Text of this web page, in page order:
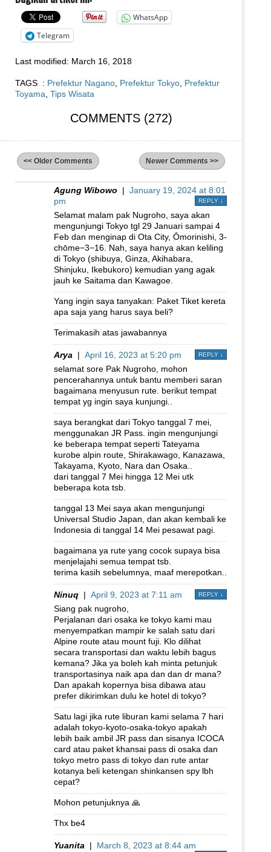
WhatsApp
Telegram
Last modified: March 16, 2018
TAGS : Prefektur Nagano Prefektur Tokyo Prefektur
Toyama Tips Wisata
COMMENTS (272)
<< Older Comments Newer Comments >>
Agung Wibowo | January 19, 2024 at 8:01
pm
REPLY ↓
Selamat malam pak Nugroho, saya akan
mengunjungi Tokyo tgl 29 Januari sampai 4
Feb dan menginap di Ota City, Ōmorinishi, 3-
chōme−3−16. Nah, saya hanya akan keliling
di Tokyo (shibuya, Ginza, Akihabara,
Shinjuku, Ikebukoro) kemudian yang agak
jauh ke Saitama dan Kawagoe.
Yang ingin saya tanyakan: Paket Tiket kereta
apa saja yang harus saya beli?
Terimakasih atas jawabannya
Arya | April 16, 2023 at 5:20 pm REPLY ↓
selamat sore Pak Nugroho, mohon
pencerahannya untuk bantu memberi saran
bagaimana menyusun rute. berikut tempat
tempat yg ingin saya kunjungi..
saya berangkat dari Tokyo tanggal 7 mei,
menggunakan JR Pass. ingin mengunjungi
ke beberapa tempat seperti Tateyama
kurobe alpin route, Shirakawago, Kanazawa,
Takayama, Kyoto, Nara dan Osaka..
dari tanggal 7 Mei hingga 12 Mei utk
beberapa kota tsb.
tanggal 13 Mei saya akan mengunjungi
Universal Studio Japan, dan akan kembali ke
Indonesia di tanggal 14 Mei pesawat pagi.
bagaimana ya rute yang cocok supaya bisa
menjelajahi semua tempat tsb.
terima kasih sebelumnya, maaf merepotkan..
Ninuq | April 9, 2023 at 7:11 am REPLY ↓
Siang pak nugroho,
Perjalanan dari osaka ke tokyo kami mau
menyempatkan mampir ke salah satu dari
Alpine route atau mount fuji. Klo dilihat
secara transportasi dan waktu lebih bagus
kemana? Jika ya boleh kah minta petunjuk
transportasinya naik apa dan dan dr mana?
Dan apakah kopernya bisa dibawa atau
prefer dikirimkan dulu ke hotel di tokyo?
Satu lagi jika rute liburan kami selama 7 hari
adalah tokyo-kyoto-osaka-tokyo apakah
lebih baik ambil JR pass dan sisanya ICOCA
card atau paket khansai pass di osaka dan
tokyo metro pass di tokyo dan rute antar
kotanya beli ketengan shinkansen spy lbh
cepat?
Mohon petunjuknya 🙏
Thx be4
Yuanita | March 8, 2023 at 8:44 am